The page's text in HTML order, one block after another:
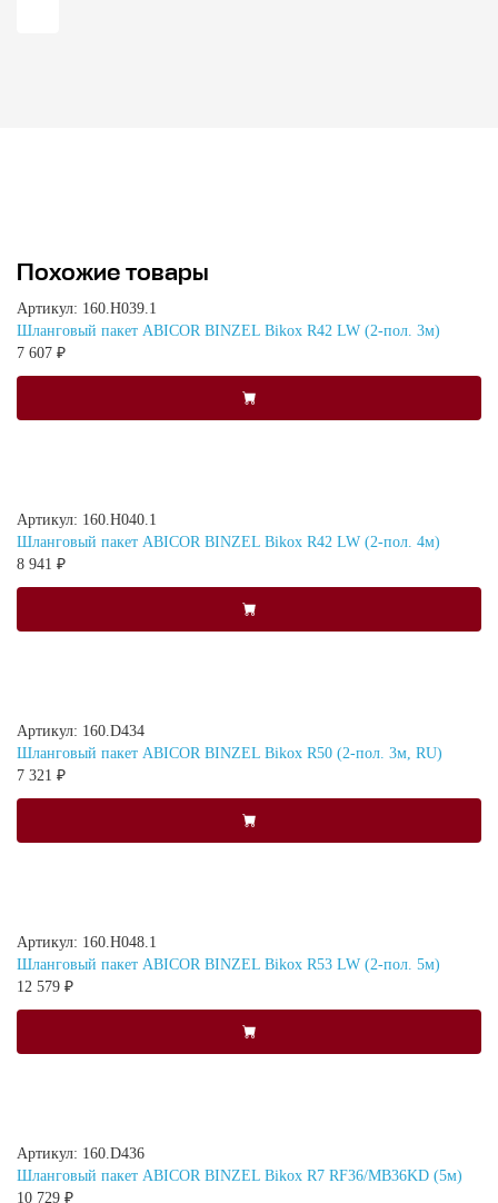
Похожие товары
Артикул: 160.H039.1
Шланговый пакет ABICOR BINZEL Bikox R42 LW (2-пол. 3м)
7 607 ₽
Артикул: 160.H040.1
Шланговый пакет ABICOR BINZEL Bikox R42 LW (2-пол. 4м)
8 941 ₽
Артикул: 160.D434
Шланговый пакет ABICOR BINZEL Bikox R50 (2-пол. 3м, RU)
7 321 ₽
Артикул: 160.H048.1
Шланговый пакет ABICOR BINZEL Bikox R53 LW (2-пол. 5м)
12 579 ₽
Артикул: 160.D436
Шланговый пакет ABICOR BINZEL Bikox R7 RF36/MB36KD (5м)
10 729 ₽